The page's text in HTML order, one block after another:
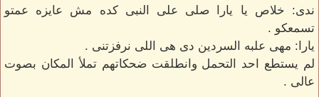
ندى: خلاص يا يارا صلى على النبى كده مش عايزه عمتو
تسمعكو .
يارا: مهى علبه السردين دى هى اللى نرفزتنى .
لم يستطع احد التحمل وانطلقت ضحكاتهم تملأ المكان بصوت
عالى .